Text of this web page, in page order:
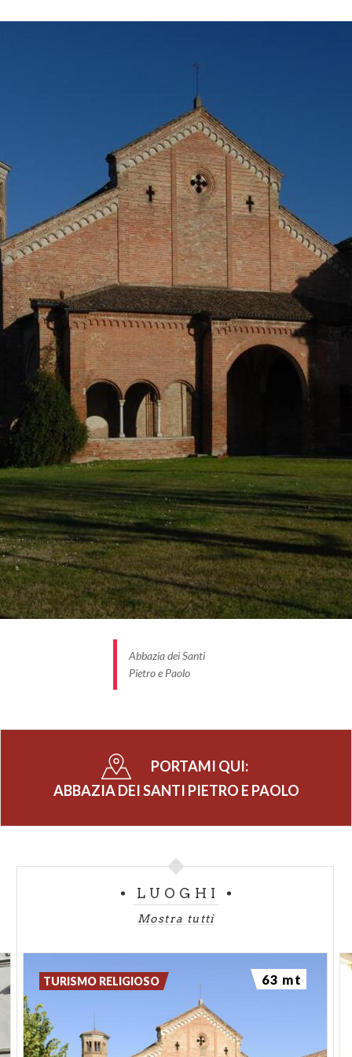
santi e il committente Federico Cesi” e si pone tra le
pala di Callisto è anche il primo grande intervento
pittorico all’interno dell’abbazia, fino ad allora
rimasta priva di ogni tipo di decorazione.
Nel 1798 l’abbazia venne soppressa e i monaci
abbandonarono il Cerreto.
Abbazia dei Santi
Pietro e Paolo
PORTAMI QUI:
ABBAZIA DEI SANTI PIETRO E PAOLO
LUOGHI
Mostra tutti
TURISMO RELIGIOSO 63 mt